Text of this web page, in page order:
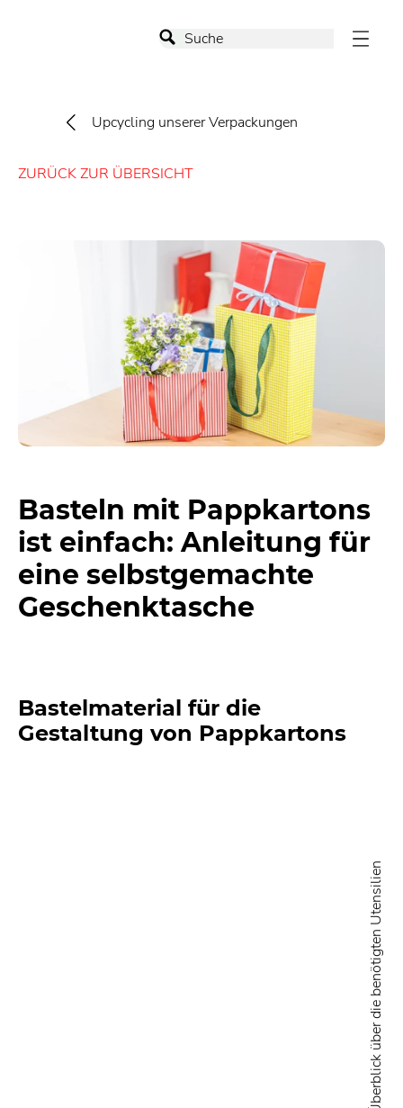
Upcycling unserer Verpackungen
ZURÜCK ZUR ÜBERSICHT
Basteln mit Pappkartons
ist einfach: Anleitung für
eine selbstgemachte
Geschenktasche
Bastelmaterial für die
Gestaltung von Pappkartons
Überblick über die benötigten Utensilien